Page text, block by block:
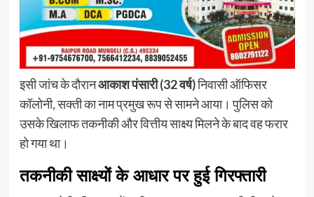
इसी जांच के दौरानआकाश पंसारी (32 वर्ष)निवासी ऑफिसर
कॉलोनी, सक्ती का नाम प्रमुख रूप से सामने आया। पुलिस को
उसके खिलाफ तकनीकी और वित्तीय साक्ष्य मिलने के बाद वह फरार
हो गया था।
तकनीकी साक्ष्यों के आधार पर हुई गिरफ्तारी